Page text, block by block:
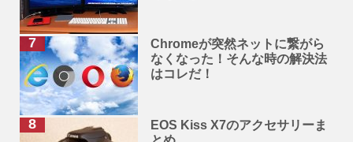
Chromeが突然ネットに繋がら
なくなった！そんな時の解決法
はコレだ！
EOS Kiss X7のアクセサリーま